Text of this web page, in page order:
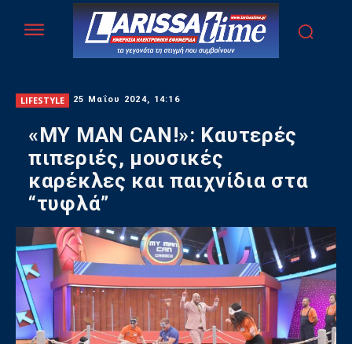
LIFESTYLE 25 Μαΐου 2024, 14:16
«MY MAN CAN!»: Καυτερές
πιπεριές, μουσικές
καρέκλες και παιχνίδια στα
“τυφλά”